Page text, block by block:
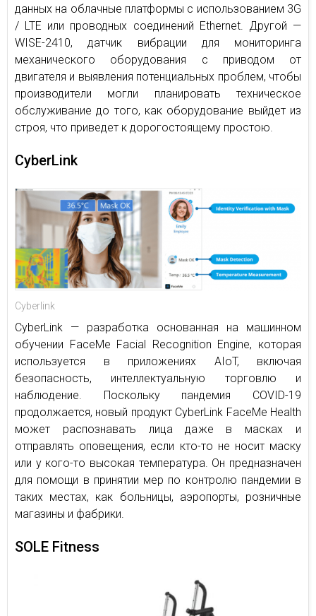
данных на облачные платформы с использованием 3G
/ LTE или проводных соединений Ethernet. Другой —
WISE-2410, датчик вибрации для мониторинга
механического оборудования с приводом от
двигателя и выявления потенциальных проблем, чтобы
производители могли планировать техническое
обслуживание до того, как оборудование выйдет из
строя, что приведет к дорогостоящему простою.
CyberLink
Cyberlink
CyberLink — разработка основанная на машинном
обучении FaceMe Facial Recognition Engine, которая
используется в приложениях AIoT, включая
безопасность, интеллектуальную торговлю и
наблюдение. Поскольку пандемия COVID-19
продолжается, новый продукт CyberLink FaceMe Health
может распознавать лица даже в масках и
отправлять оповещения, если кто-то не носит маску
или у кого-то высокая температура. Он предназначен
для помощи в принятии мер по контролю пандемии в
таких местах, как больницы, аэропорты, розничные
магазины и фабрики.
SOLE Fitness